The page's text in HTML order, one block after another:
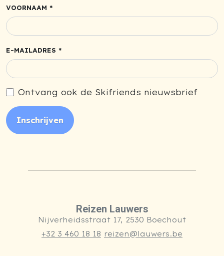
VOORNAAM *
E-MAILADRES *
Ontvang ook de Skifriends nieuwsbrief
Inschrijven
Reizen Lauwers
Nijverheidsstraat 17, 2530 Boechout
+32 3 460 18 18 reizen@lauwers.be